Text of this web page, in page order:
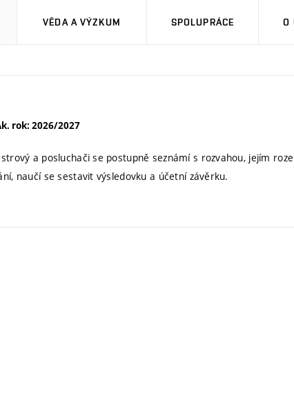
VĚDA A VÝZKUM SPOLUPRÁCE O
rok: 2026/2027
a posluchači se postupně seznámí s rozvahou, jejím
naučí se sestavit výsledovku a účetní závěrku.